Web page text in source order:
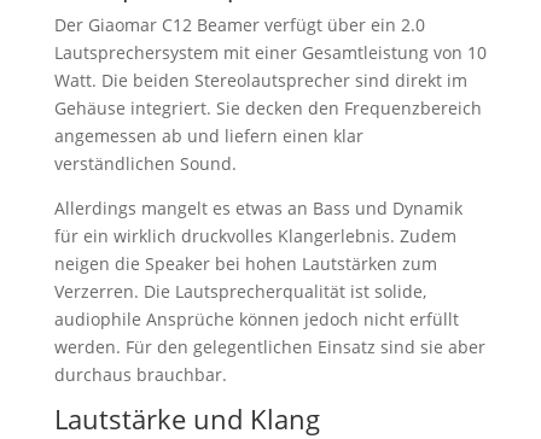
Der Giaomar C12 Beamer verfügt über ein 2.0
Lautsprechersystem mit einer Gesamtleistung von 10
Watt. Die beiden Stereolautsprecher sind direkt im
Gehäuse integriert. Sie decken den Frequenzbereich
angemessen ab und liefern einen klar
verständlichen Sound.
Allerdings mangelt es etwas an Bass und Dynamik
für ein wirklich druckvolles Klangerlebnis. Zudem
neigen die Speaker bei hohen Lautstärken zum
Verzerren. Die Lautsprecherqualität ist solide,
audiophile Ansprüche können jedoch nicht erfüllt
werden. Für den gelegentlichen Einsatz sind sie aber
durchaus brauchbar.
Lautstärke und Klang